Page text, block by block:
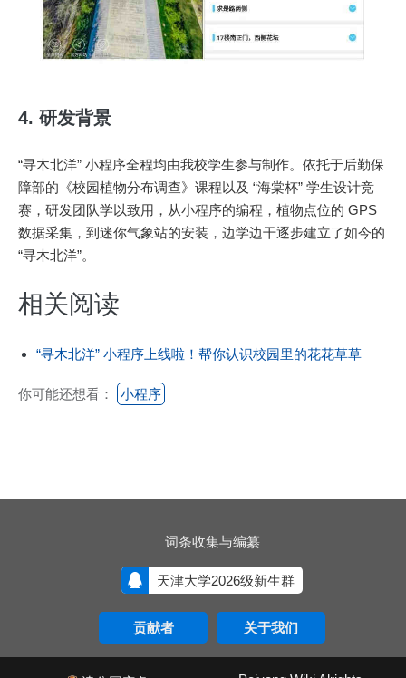
4. 研发背景
“寻木北洋” 小程序全程均由我校学生参与制作。依托于后勤保
障部的《校园植物分布调查》课程以及 “海棠杯” 学生设计竞
赛，研发团队学以致用，从小程序的编程，植物点位的 GPS
数据采集，到迷你气象站的安装，边学边干逐步建立了如今的
“寻木北洋”。
相关阅读
“寻木北洋” 小程序上线啦！帮你认识校园里的花花草草
你可能还想看： 小程序
词条收集与编纂
天津大学2026级新生群
贡献者 关于我们